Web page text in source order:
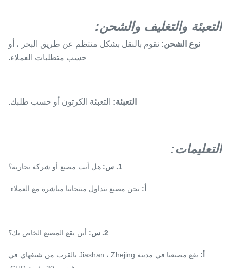
التعبئة والتغليف والشحن:
نوع الشحن: نقوم بالنقل بشكل منتظم عن طريق البحر ، أو
حسب متطلبات العملاء.
التعبئة: التعبئة الكرتون أو حسب طلبك.
التعليمات:
1. س: هل أنت مصنع أو شركة تجارية؟
أ: نحن مصنع نتداول منتجاتنا مباشرة مع العملاء.
2. س: أين يقع المصنع الخاص بك؟
أ:
يقع مصنعنا في مدينة Jiashan ، Zhejing.بالقرب من شنغهاي في